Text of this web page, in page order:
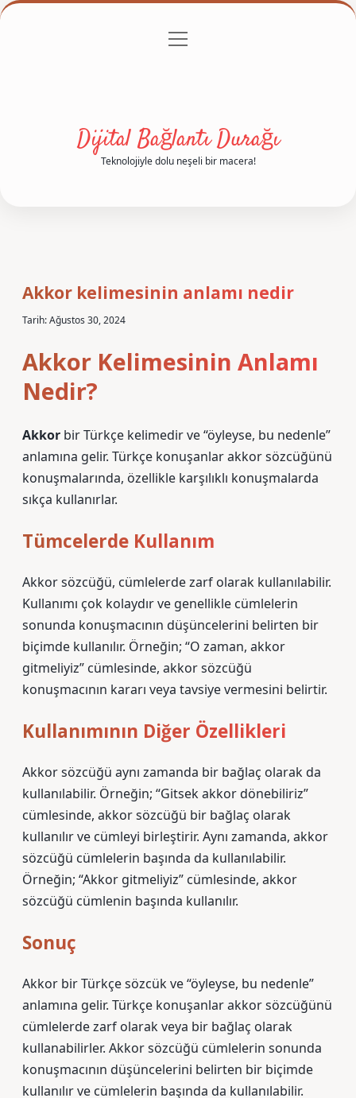
Gizlilik Politikası
menüyü
Dijital Bağlantı Durağı
Teknolojiyle dolu neşeli bir macera!
Akkor kelimesinin anlamı nedir
Tarih: Ağustos 30, 2024
Akkor Kelimesinin Anlamı
Nedir?
Akkor bir Türkçe kelimedir ve “öyleyse, bu nedenle”
anlamına gelir. Türkçe konuşanlar akkor sözcüğünü
konuşmalarında, özellikle karşılıklı konuşmalarda
sıkça kullanırlar.
Tümcelerde Kullanım
Akkor sözcüğü, cümlelerde zarf olarak kullanılabilir.
Kullanımı çok kolaydır ve genellikle cümlelerin
sonunda konuşmacının düşüncelerini belirten bir
biçimde kullanılır. Örneğin; “O zaman, akkor
gitmeliyiz” cümlesinde, akkor sözcüğü
konuşmacının kararı veya tavsiye vermesini belirtir.
Kullanımının Diğer Özellikleri
Akkor sözcüğü aynı zamanda bir bağlaç olarak da
kullanılabilir. Örneğin; “Gitsek akkor dönebiliriz”
cümlesinde, akkor sözcüğü bir bağlaç olarak
kullanılır ve cümleyi birleştirir. Aynı zamanda, akkor
sözcüğü cümlelerin başında da kullanılabilir.
Örneğin; “Akkor gitmeliyiz” cümlesinde, akkor
sözcüğü cümlenin başında kullanılır.
Sonuç
Akkor bir Türkçe sözcük ve “öyleyse, bu nedenle”
anlamına gelir. Türkçe konuşanlar akkor sözcüğünü
cümlelerde zarf olarak veya bir bağlaç olarak
kullanabilirler. Akkor sözcüğü cümlelerin sonunda
konuşmacının düşüncelerini belirten bir biçimde
kullanılır ve cümlelerin başında da kullanılabilir.